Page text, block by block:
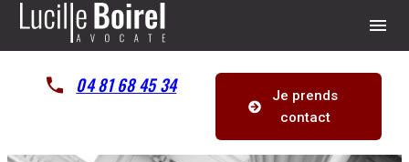
menu
04 81 68 45 34
Je prends
contact
Panneau de gestion des cookies